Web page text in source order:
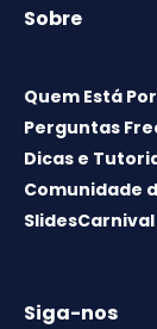
Sobre
Quem Está
Perguntas
Dicas e
Comunidade
Siga-nos